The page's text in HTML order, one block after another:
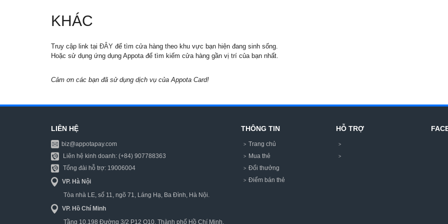
KHÁC
Truy cập link tại ĐÂY để tìm cửa hàng theo khu vực bạn hiện đang sinh sống.
Hoặc sử dụng ứng dụng Appota để tìm kiếm cửa hàng gần vị trí của bạn nhất.
Cảm ơn các bạn đã sử dụng dịch vụ của Appota Card!
LIÊN HỆ
biz@appotapay.com
Liên hệ kinh doanh: (+84) 907788363
Tổng đài hỗ trợ: 19006004
VP. Hà Nội
Tòa nhà LE, số 11, ngõ 71, Láng Hạ, Ba Đình, Hà Nội.
VP. Hồ Chí Minh
Tầng 10,198 Đường 3/2 P12 Q10, Thành phố Hồ Chí Minh.
THÔNG TIN
Trang chủ
Mua thẻ
Đổi thưởng
Điểm bán thẻ
HỖ TRỢ